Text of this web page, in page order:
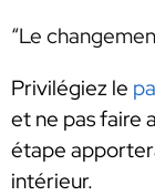
“Le
Privilégiez le
et ne pas faire
étape
intérieur.